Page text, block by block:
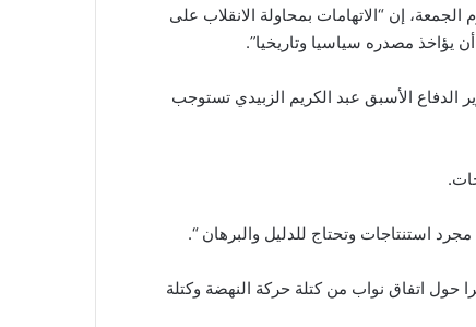
إن “الاتهامات بمحاولة الانقلاب على
يؤاخذ مصدره سياسيا وتاريخيا”.
الدفاع الأسبق عبد الكريم الزبيدي تستوجب
استنتاجات وتحتاج للدليل والبرهان “.
حول اتفاق نواب من كتلة حركة النهضة وكتلة